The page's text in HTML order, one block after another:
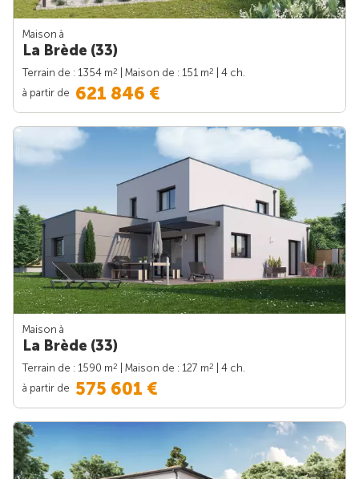
Maison à
La Brède (33)
Terrain de : 1354 m2 | Maison de : 151 m2
| 4 ch.
à partir de 621 846 €
Maison à
La Brède (33)
Terrain de : 1590 m2 | Maison de : 127 m2
| 4 ch.
à partir de 575 601 €